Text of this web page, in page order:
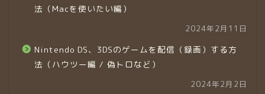
法（Macを使いたい編）
2024年2月11日
Nintendo DS、3DSのゲームを配信（録画）する方
法（ハウツー編 / 偽トロなど）
2024年2月2日